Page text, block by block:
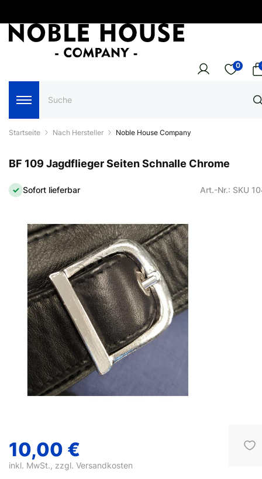
0
Startseite Nach Hersteller Noble House Company
BF 109 Jagdflieger Seiten Schnalle Chrome
Sofort lieferbar Art.-Nr.: SKU
10,00 €
inkl. MwSt., zzgl. Versandkosten